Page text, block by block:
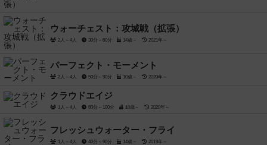
ウォーチェスト：攻城戦（拡張）
2人～4人 30分～60分 14歳～ 2021年～
パーフェクト・モーメント
2人～4人 50分～90分 10歳～ 2020年～
クラウドエイジ
1人～4人 60分～100分 10歳～ 2020年～
フレッシュウォーター・フライ
1人～4人 40分～90分 14歳～ 2019年～